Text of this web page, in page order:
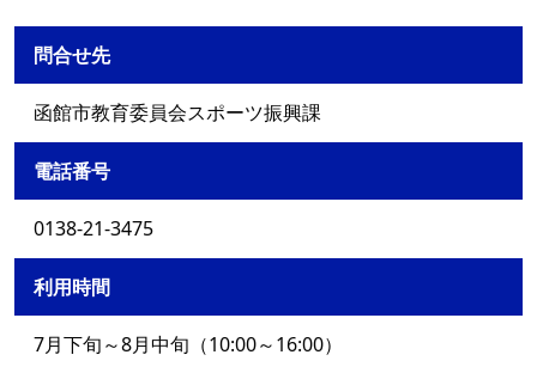
問合せ先
函館市教育委員会スポーツ振興課
電話番号
0138-21-3475
利用時間
7月下旬～8月中旬（10:00～16:00）